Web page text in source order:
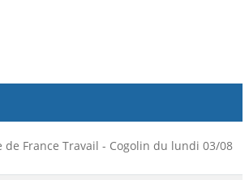
France Travail - Cogolin du lundi 03/08